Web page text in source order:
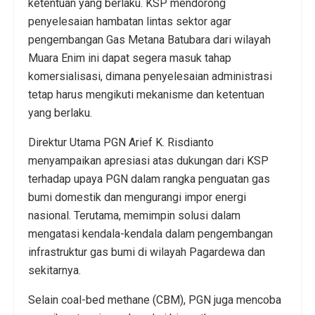
ketentuan yang berlaku. KSP mendorong
penyelesaian hambatan lintas sektor agar
pengembangan Gas Metana Batubara dari wilayah
Muara Enim ini dapat segera masuk tahap
komersialisasi, dimana penyelesaian administrasi
tetap harus mengikuti mekanisme dan ketentuan
yang berlaku.
Direktur Utama PGN Arief K. Risdianto
menyampaikan apresiasi atas dukungan dari KSP
terhadap upaya PGN dalam rangka penguatan gas
bumi domestik dan mengurangi impor energi
nasional. Terutama, memimpin solusi dalam
mengatasi kendala-kendala dalam pengembangan
infrastruktur gas bumi di wilayah Pagardewa dan
sekitarnya.
Selain coal-bed methane (CBM), PGN juga mencoba